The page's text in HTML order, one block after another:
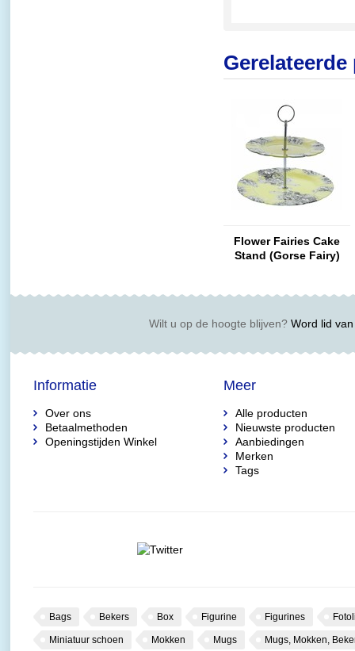
Flower Fairies Cake
Stand (Gorse Fairy)
Wilt u op de hoogte blijven?Word lid van
Informatie
Over ons
Betaalmethoden
Openingstijden Winkel
Meer
Alle producten
Nieuwste producten
Aanbiedingen
Merken
Tags
Bags Bekers Box Figurine Figurines
Miniatuur schoen Mokken Mugs Mugs, Mokken,